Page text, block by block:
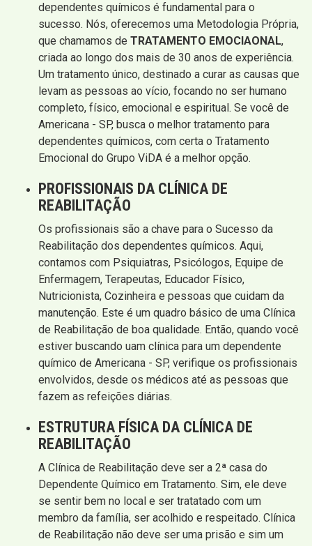
dependentes químicos é fundamental para o
sucesso. Nós, oferecemos uma Metodologia Própria,
que chamamos de TRATAMENTO EMOCIAONAL,
criada ao longo dos mais de 30 anos de experiência.
Um tratamento único, destinado a curar as causas que
levam as pessoas ao vício, focando no ser humano
completo, físico, emocional e espiritual. Se você de
Americana - SP, busca o melhor tratamento para
dependentes químicos, com certa o Tratamento
Emocional do Grupo ViDA é a melhor opção.
PROFISSIONAIS DA CLÍNICA DE
REABILITAÇÃO
Os profissionais são a chave para o Sucesso da
Reabilitação dos dependentes químicos. Aqui,
contamos com Psiquiatras, Psicólogos, Equipe de
Enfermagem, Terapeutas, Educador Físico,
Nutricionista, Cozinheira e pessoas que cuidam da
manutenção. Este é um quadro básico de uma Clínica
de Reabilitação de boa qualidade. Então, quando você
estiver buscando uam clínica para um dependente
químico de Americana - SP, verifique os profissionais
envolvidos, desde os médicos até as pessoas que
fazem as refeições diárias.
ESTRUTURA FÍSICA DA CLÍNICA DE
REABILITAÇÃO
A Clínica de Reabilitação deve ser a 2ª casa do
Dependente Químico em Tratamento. Sim, ele deve
se sentir bem no local e ser tratatado com um
membro da família, ser acolhido e respeitado. Clínica
de Reabilitação não deve ser uma prisão e sim um